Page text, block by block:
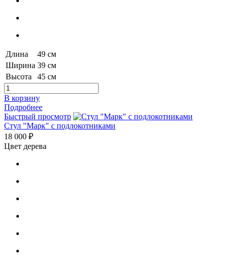
Длина
49 см
Ширина 39 см
Высота
45 см
В корзину
Подробнее
Быстрый просмотр
Стул "Марк" с подлокотниками
18 000 ₽
Цвет дерева